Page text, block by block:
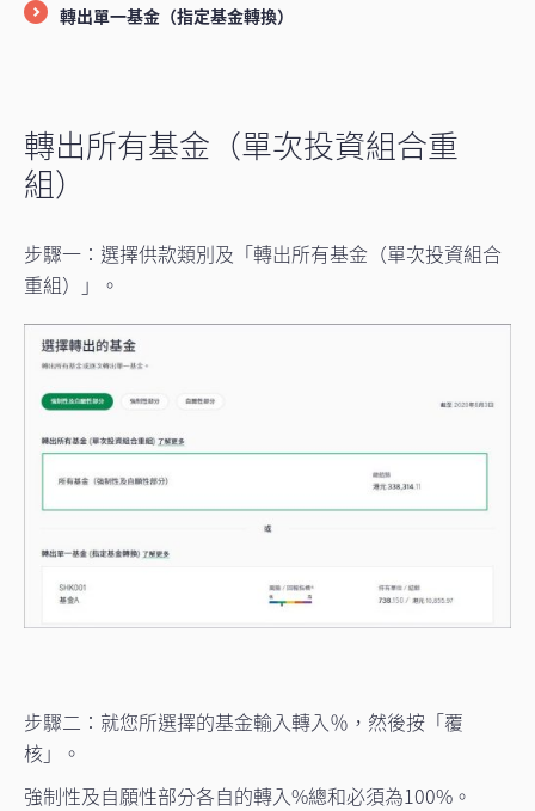
轉出單一基金（指定基金轉換）
轉出所有基金（單次投資組合重
組）
步驟一：選擇供款類別及「轉出所有基金（單次投資組合
重組）」。
步驟二：就您所選擇的基金輸入轉入％，然後按「覆
核」。
強制性及自願性部分各自的轉入%總和必須為100%。